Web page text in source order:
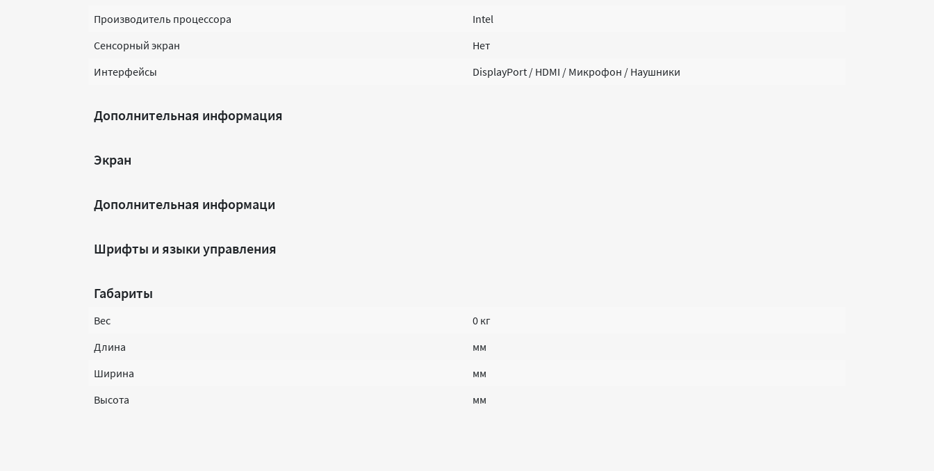
Производитель процессора
Intel
Сенсорный экран
Нет
Интерфейсы
DisplayPort / HDMI / Микрофон / Наушники
Дополнительная информация
Экран
Дополнительная информаци
Шрифты и языки управления
Габариты
Вес
0 кг
Длина
мм
Ширина
мм
Высота
мм